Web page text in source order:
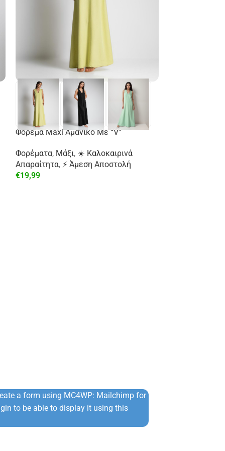
Φόρεμα Maxi Αμάνικο Με “V”
Φορέματα, Μάξι, ☀️ Καλοκαιρινά
Απαραίτητα, ⚡ Άμεση Αποστολή
€19,99
a form using MC4WP: Mailchimp for
to be able to display it using this